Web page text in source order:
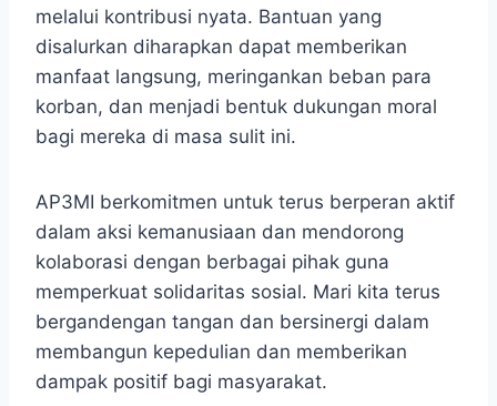
melalui kontribusi nyata. Bantuan yang
disalurkan diharapkan dapat memberikan
manfaat langsung, meringankan beban para
korban, dan menjadi bentuk dukungan moral
bagi mereka di masa sulit ini.
AP3MI berkomitmen untuk terus berperan aktif
dalam aksi kemanusiaan dan mendorong
kolaborasi dengan berbagai pihak guna
memperkuat solidaritas sosial. Mari kita terus
bergandengan tangan dan bersinergi dalam
membangun kepedulian dan memberikan
dampak positif bagi masyarakat.